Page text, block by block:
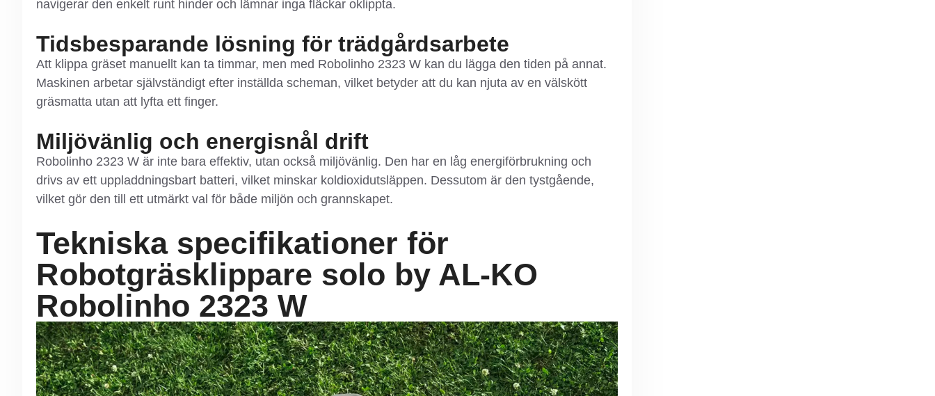
navigerar den enkelt runt hinder och lämnar inga fläckar oklippta.
Tidsbesparande lösning för trädgårdsarbete
Att klippa gräset manuellt kan ta timmar, men med Robolinho 2323 W kan du lägga den tiden på annat.
Maskinen arbetar självständigt efter inställda scheman, vilket betyder att du kan njuta av en välskött
gräsmatta utan att lyfta ett finger.
Miljövänlig och energisnål drift
Robolinho 2323 W är inte bara effektiv, utan också miljövänlig. Den har en låg energiförbrukning och
drivs av ett uppladdningsbart batteri, vilket minskar koldioxidutsläppen. Dessutom är den tystgående,
vilket gör den till ett utmärkt val för både miljön och grannskapet.
Tekniska specifikationer för
Robotgräsklippare solo by AL-KO
Robolinho 2323 W